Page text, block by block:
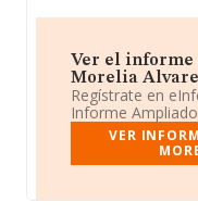
Ver el informe
Morelia
Regístrate en
Informe
VER